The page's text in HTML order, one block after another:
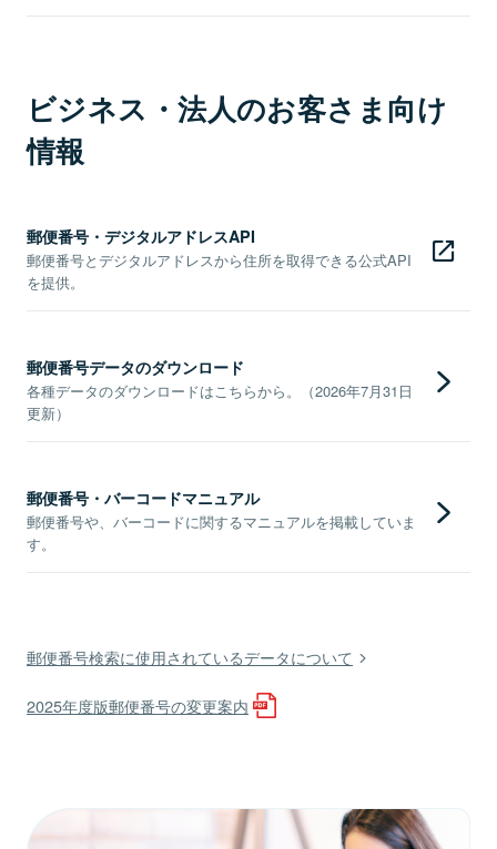
ビジネス・法人のお客さま向け
情報
郵便番号・デジタルアドレスAPI
郵便番号とデジタルアドレスから住所を取得できる公式API
を提供。
郵便番号データのダウンロード
各種データのダウンロードはこちらから。（2026年7月31日
更新）
郵便番号・バーコードマニュアル
郵便番号や、バーコードに関するマニュアルを掲載していま
す。
郵便番号検索に使用されているデータについて
2025年度版郵便番号の変更案内